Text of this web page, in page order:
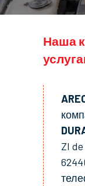
Наша
ZI